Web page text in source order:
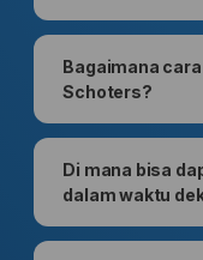
Bagaimana
Schoters?
Di mana bisa
dalam waktu